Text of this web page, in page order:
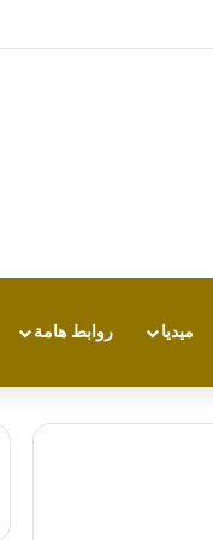
ميديا روابط هامة